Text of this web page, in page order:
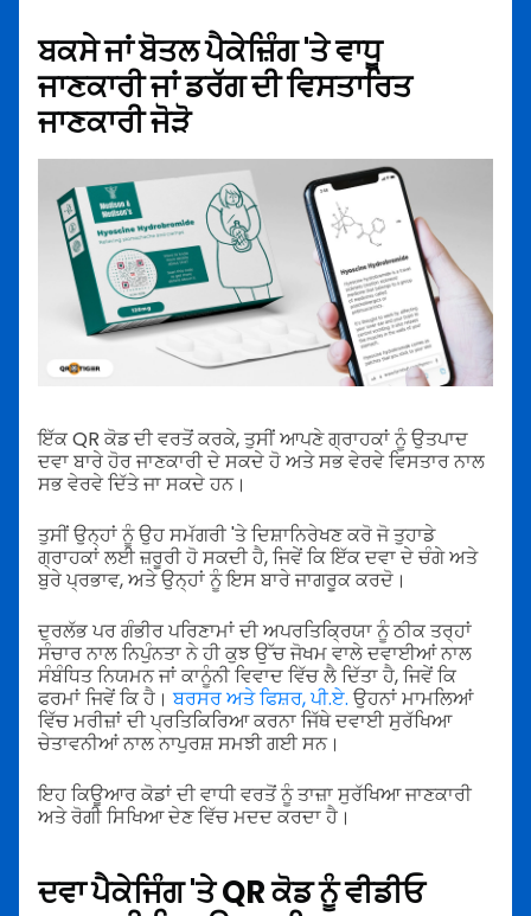
ਬਕਸੇ ਜਾਂ ਬੋਤਲ ਪੈਕੇਜ਼ਿੰਗ 'ਤੇ ਵਾਧੂ
ਜਾਣਕਾਰੀ ਜਾਂ ਡਰੱਗ ਦੀ ਵਿਸਤਾਰਿਤ
ਜਾਣਕਾਰੀ ਜੋੜੋ
ਇੱਕ QR ਕੋਡ ਦੀ ਵਰਤੋਂ ਕਰਕੇ, ਤੁਸੀਂ ਆਪਣੇ ਗ੍ਰਾਹਕਾਂ ਨੂੰ ਉਤਪਾਦ
ਦਵਾ ਬਾਰੇ ਹੋਰ ਜਾਣਕਾਰੀ ਦੇ ਸਕਦੇ ਹੋ ਅਤੇ ਸਭ ਵੇਰਵੇ ਵਿਸਤਾਰ ਨਾਲ
ਸਭ ਵੇਰਵੇ ਦਿੱਤੇ ਜਾ ਸਕਦੇ ਹਨ।
ਤੁਸੀਂ ਉਨ੍ਹਾਂ ਨੂੰ ਉਹ ਸਮੱਗਰੀ 'ਤੇ ਦਿਸ਼ਾਨਿਰੇਖਣ ਕਰੋ ਜੋ ਤੁਹਾਡੇ
ਗ੍ਰਾਹਕਾਂ ਲਈ ਜ਼ਰੂਰੀ ਹੋ ਸਕਦੀ ਹੈ, ਜਿਵੇਂ ਕਿ ਇੱਕ ਦਵਾ ਦੇ ਚੰਗੇ ਅਤੇ
ਬੁਰੇ ਪ੍ਰਭਾਵ, ਅਤੇ ਉਨ੍ਹਾਂ ਨੂੰ ਇਸ ਬਾਰੇ ਜਾਗਰੂਕ ਕਰਦੋ।
ਦੁਰਲੱਭ ਪਰ ਗੰਭੀਰ ਪਰਿਣਾਮਾਂ ਦੀ ਅਪਰਤਿਕ੍ਰਿਯਾ ਨੂੰ ਠੀਕ ਤਰ੍ਹਾਂ
ਸੰਚਾਰ ਨਾਲ ਨਿਪੁੰਨਤਾ ਨੇ ਹੀ ਕੁਝ ਉੱਚ ਜੋਖਮ ਵਾਲੇ ਦਵਾਈਆਂ ਨਾਲ
ਸੰਬੰਧਿਤ ਨਿਯਮਨ ਜਾਂ ਕਾਨੂੰਨੀ ਵਿਵਾਦ ਵਿੱਚ ਲੈ ਦਿੱਤਾ ਹੈ, ਜਿਵੇਂ ਕਿ
ਫਰਮਾਂ ਜਿਵੇਂ ਕਿ ਹੈ।ਬਰਸਰ ਅਤੇ ਫਿਸ਼ਰ, ਪੀ.ਏ. ਉਹਨਾਂ ਮਾਮਲਿਆਂ
ਵਿੱਚ ਮਰੀਜ਼ਾਂ ਦੀ ਪ੍ਰਤਿਕਿਰਿਆ ਕਰਨਾ ਜਿੱਥੇ ਦਵਾਈ ਸੁਰੱਖਿਆ
ਚੇਤਾਵਨੀਆਂ ਨਾਲ ਨਾਪੁਰਸ਼ ਸਮਝੀ ਗਈ ਸਨ।
ਇਹ ਕਿਊਆਰ ਕੋਡਾਂ ਦੀ ਵਾਧੀ ਵਰਤੋਂ ਨੂੰ ਤਾਜ਼ਾ ਸੁਰੱਖਿਆ ਜਾਣਕਾਰੀ
ਅਤੇ ਰੋਗੀ ਸਿਖਿਆ ਦੇਣ ਵਿੱਚ ਮਦਦ ਕਰਦਾ ਹੈ।
ਦਵਾ ਪੈਕੇਜਿੰਗ 'ਤੇ QR ਕੋਡ ਨੂੰ ਵੀਡੀਓ